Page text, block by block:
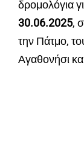
δρομολόγια
30.06.2025,
την Πάτμο,
Αγαθονήσι